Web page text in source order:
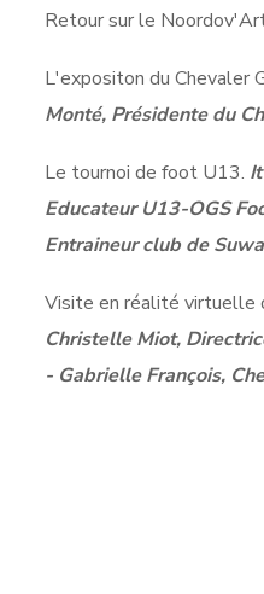
Retour sur le
L'expositon du Chevaler
Monté, Présidente du
Le tournoi de foot U13.
Educateur U13-OGS
Entraineur club de
Visite en réalité virtuelle
Christelle Miot,
- Gabrielle François,